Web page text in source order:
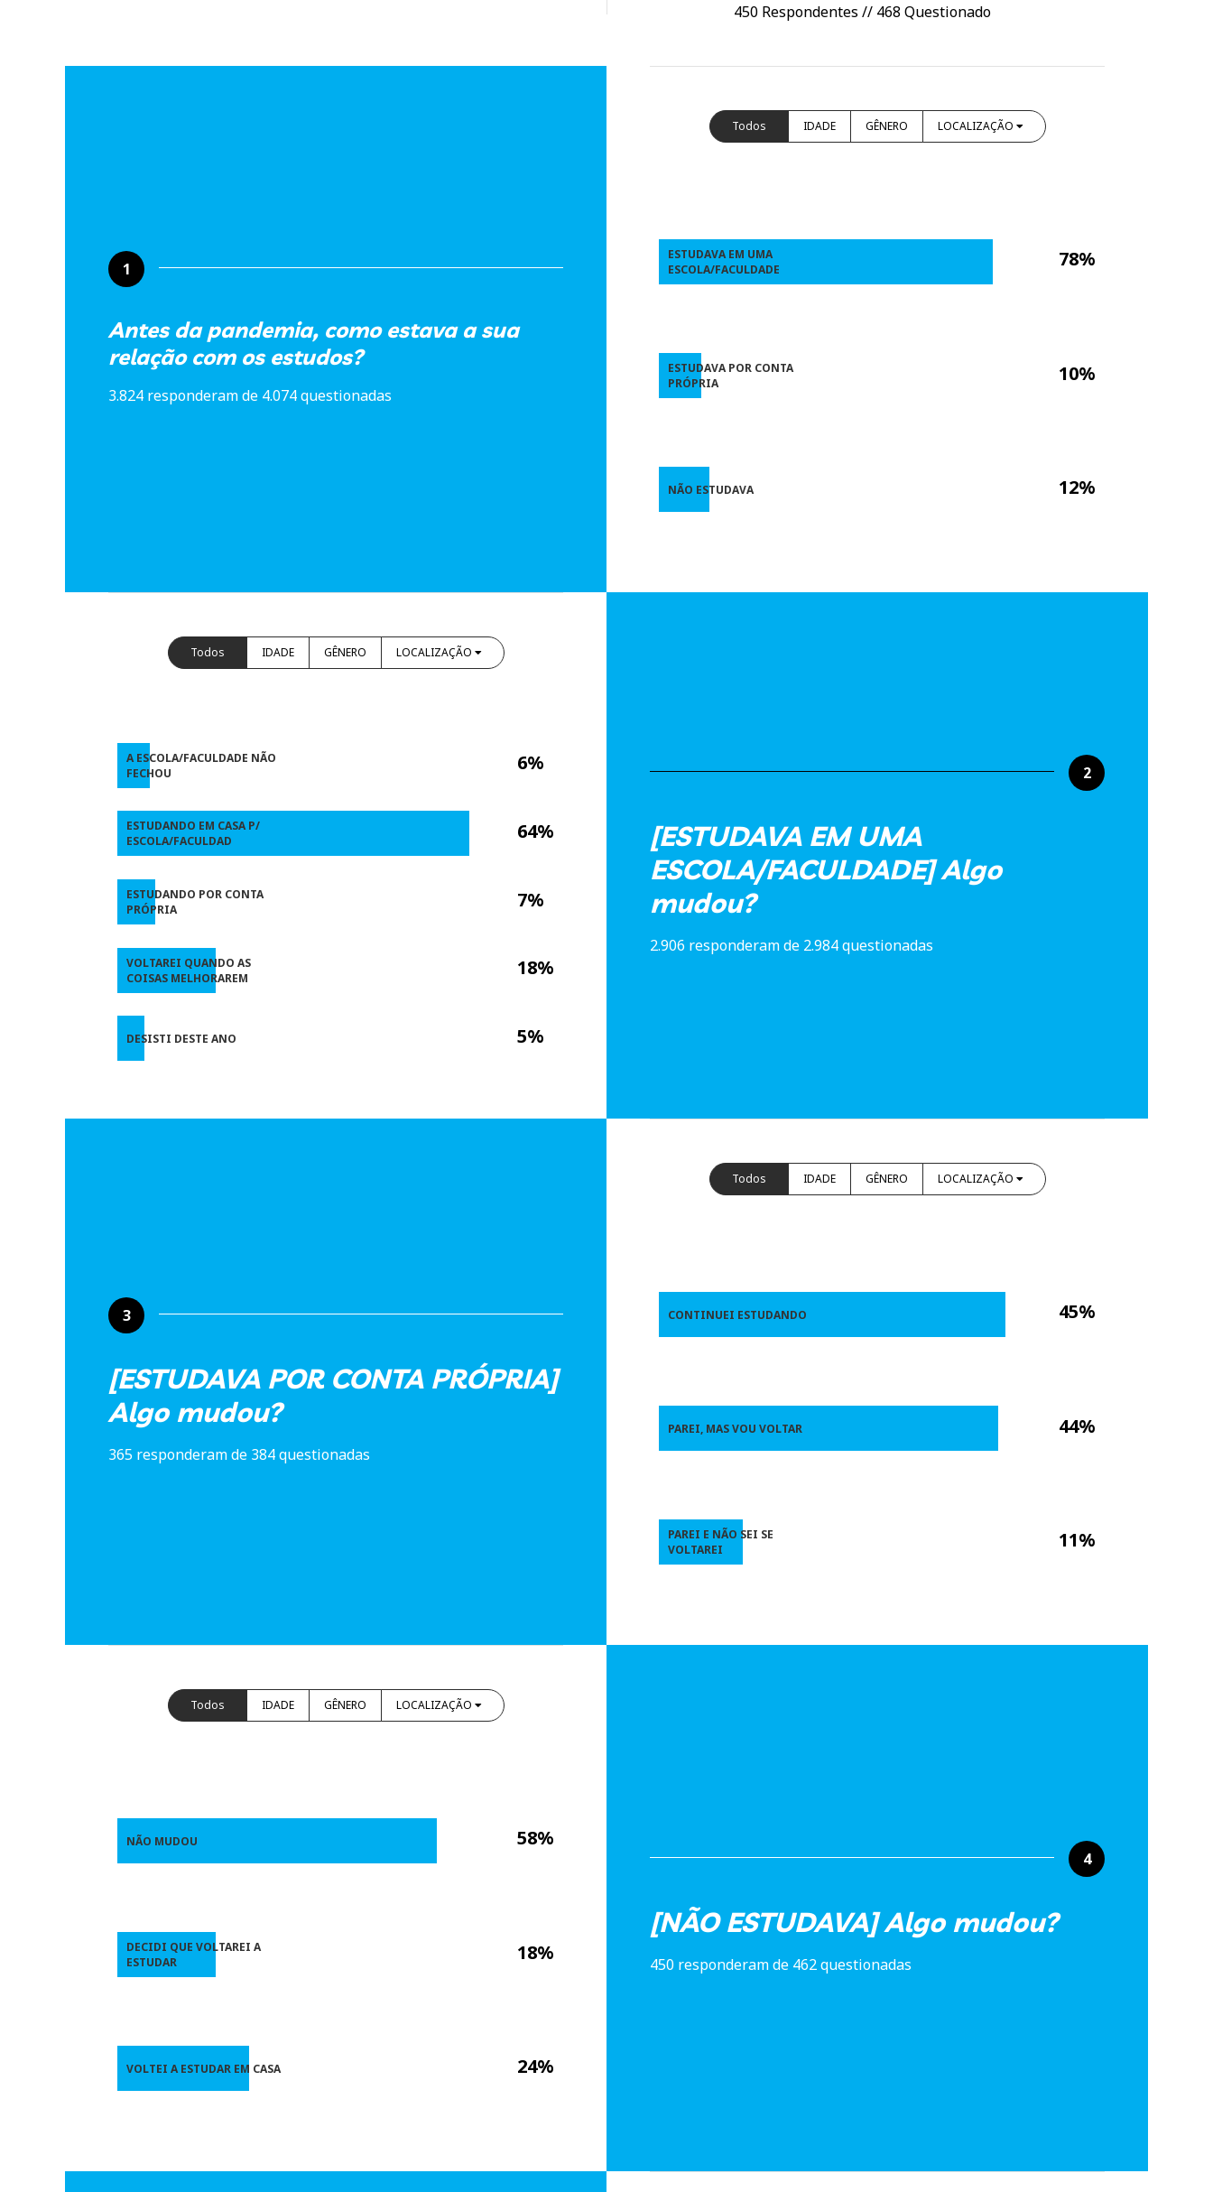
450 Respondentes // 468 Questionado
1
Antes da pandemia, como estava a sua
relação com os estudos?
3.824 responderam de 4.074 questionadas
Todos IDADE GÊNERO LOCALIZAÇÃO
78%
10%
12%
ESTUDAVA EM UMA
ESCOLA/FACULDADE
ESTUDAVA POR CONTA
PRÓPRIA
NÃO ESTUDAVA
2
[ESTUDAVA EM UMA
ESCOLA/FACULDADE] Algo
mudou?
2.906 responderam de 2.984 questionadas
Todos IDADE GÊNERO LOCALIZAÇÃO
6%
64%
7%
18%
5%
A ESCOLA/FACULDADE NÃO
FECHOU
ESTUDANDO EM CASA P/
ESCOLA/FACULDAD
ESTUDANDO POR CONTA
PRÓPRIA
VOLTAREI QUANDO AS
COISAS MELHORAREM
DESISTI DESTE ANO
3
[ESTUDAVA POR CONTA PRÓPRIA]
Algo mudou?
365 responderam de 384 questionadas
Todos IDADE GÊNERO LOCALIZAÇÃO
45%
44%
11%
CONTINUEI ESTUDANDO
PAREI, MAS VOU VOLTAR
PAREI E NÃO SEI SE
VOLTAREI
4
[NÃO ESTUDAVA] Algo mudou?
450 responderam de 462 questionadas
Todos IDADE GÊNERO LOCALIZAÇÃO
58%
18%
24%
NÃO MUDOU
DECIDI QUE VOLTAREI A
ESTUDAR
VOLTEI A ESTUDAR EM CASA